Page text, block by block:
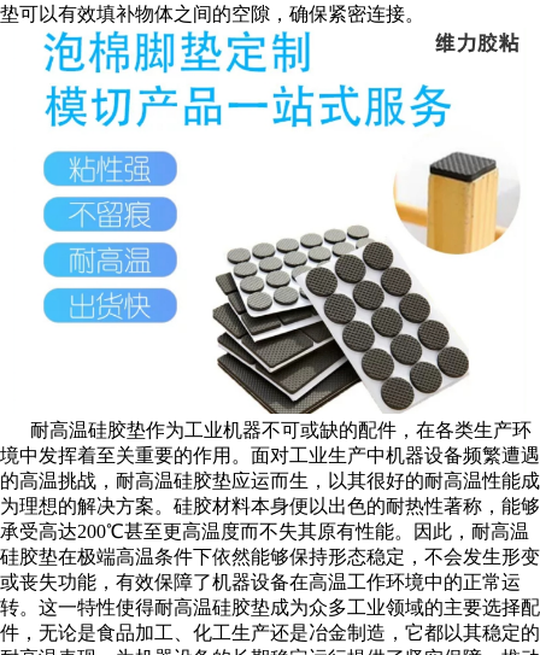
垫可以有效填补物体之间的空隙，确保紧密连接。
耐高温硅胶垫作为工业机器不可或缺的配件，在各类生产环
境中发挥着至关重要的作用。面对工业生产中机器设备频繁遭遇
的高温挑战，耐高温硅胶垫应运而生，以其很好的耐高温性能成
为理想的解决方案。硅胶材料本身便以出色的耐热性著称，能够
承受高达200℃甚至更高温度而不失其原有性能。因此，耐高温
硅胶垫在极端高温条件下依然能够保持形态稳定，不会发生形变
或丧失功能，有效保障了机器设备在高温工作环境中的正常运
转。这一特性使得耐高温硅胶垫成为众多工业领域的主要选择配
件，无论是食品加工、化工生产还是冶金制造，它都以其稳定的